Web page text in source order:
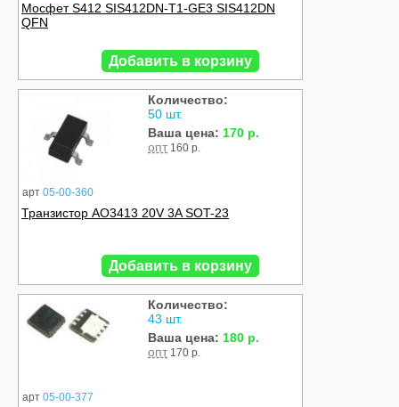
Мосфет S412 SIS412DN-T1-GE3 SIS412DN
QFN
Добавить в корзину
арт 05-00-360
Количество:
50 шт.
Ваша цена: 170 р.
опт 160 р.
Транзистор AO3413 20V 3A SOT-23
Добавить в корзину
арт 05-00-377
Количество:
43 шт.
Ваша цена: 180 р.
опт 170 р.